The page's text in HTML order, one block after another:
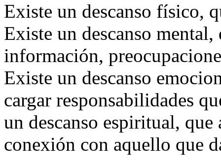
Existe un descanso físico,
Existe un descanso
información,
Existe un descanso
cargar responsabilidades
un descanso espiritual, que
conexión con aquello que